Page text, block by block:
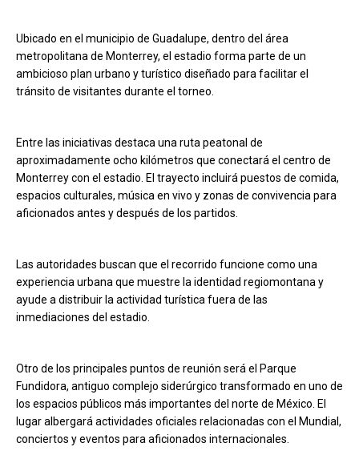
Ubicado en el municipio de Guadalupe, dentro del área
metropolitana de Monterrey, el estadio forma parte de un
ambicioso plan urbano y turístico diseñado para facilitar el
tránsito de visitantes durante el torneo.
Entre las iniciativas destaca una ruta peatonal de
aproximadamente ocho kilómetros que conectará el centro de
Monterrey con el estadio. El trayecto incluirá puestos de comida,
espacios culturales, música en vivo y zonas de convivencia para
aficionados antes y después de los partidos.
Las autoridades buscan que el recorrido funcione como una
experiencia urbana que muestre la identidad regiomontana y
ayude a distribuir la actividad turística fuera de las
inmediaciones del estadio.
Otro de los principales puntos de reunión será el Parque
Fundidora, antiguo complejo siderúrgico transformado en uno de
los espacios públicos más importantes del norte de México. El
lugar albergará actividades oficiales relacionadas con el Mundial,
conciertos y eventos para aficionados internacionales.